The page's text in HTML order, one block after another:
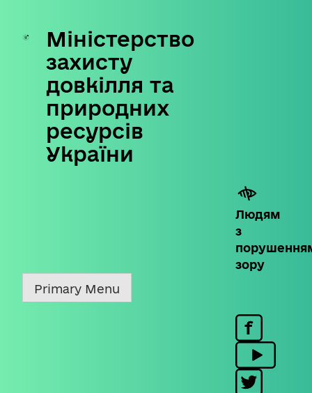
Skip
content
Міністерство
захисту
довкілля та
природних
ресурсів
України
Людям
з
зору
Primary Menu